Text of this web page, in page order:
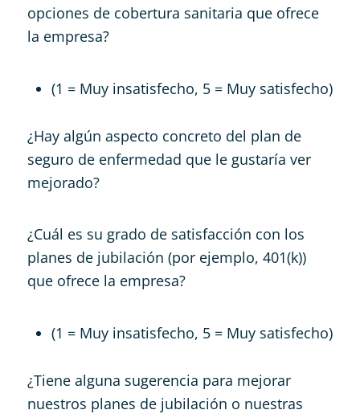
opciones de cobertura sanitaria que ofrece
la empresa?
(1 = Muy insatisfecho, 5 = Muy satisfecho)
¿Hay algún aspecto concreto del plan de
seguro de enfermedad que le gustaría ver
mejorado?
¿Cuál es su grado de satisfacción con los
planes de jubilación (por ejemplo, 401(k))
que ofrece la empresa?
(1 = Muy insatisfecho, 5 = Muy satisfecho)
¿Tiene alguna sugerencia para mejorar
nuestros planes de jubilación o nuestras